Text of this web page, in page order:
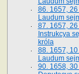
86. 1657,
Laudum
87. 1657,
Instrukcya
króla
88. 1657,
Laudum
90. 1658,